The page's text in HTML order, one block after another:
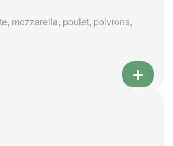
mozzarella, poulet, poivrons,